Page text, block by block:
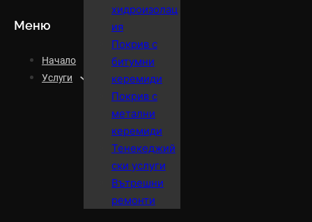
Меню
Начало
Услуги
хидроизолац
ия
Покрив с
битумни
керемиди
Покрив с
метални
керемиди
Тенекеджий
ски услуги
Вътрешни
ремонти